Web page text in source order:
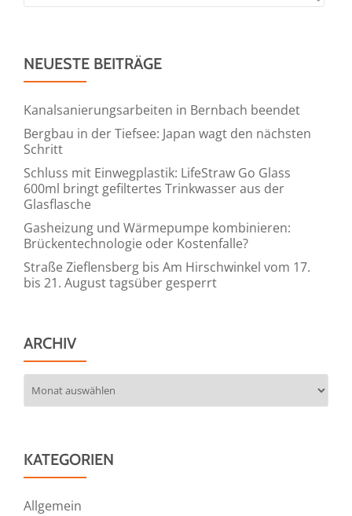
in
beginnt
standardmäßigen
Materialpass
NEUESTE BEITRÄGE
Kanalsanierungsarbeiten in Bernbach beendet
Bergbau in der Tiefsee: Japan wagt den nächsten
Schritt
Schluss mit Einwegplastik: LifeStraw Go Glass
600ml bringt gefiltertes Trinkwasser aus der
Glasflasche
Gasheizung und Wärmepumpe kombinieren:
Brückentechnologie oder Kostenfalle?
Straße Zieflensberg bis Am Hirschwinkel vom 17.
bis 21. August tagsüber gesperrt
ARCHIV
KATEGORIEN
Allgemein